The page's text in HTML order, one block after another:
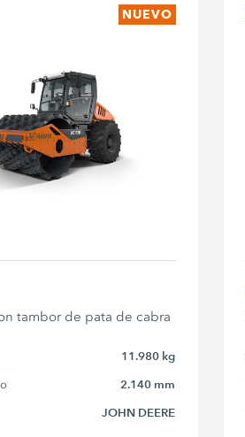
NUEVO
tambor de pata de cabra
11.980 kg
2.140 mm
JOHN DEERE